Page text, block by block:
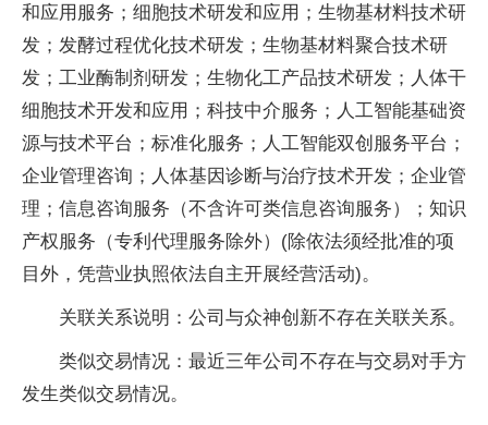
和应用服务；细胞技术研发和应用；生物基材料技术研
发；发酵过程优化技术研发；生物基材料聚合技术研
发；工业酶制剂研发；生物化工产品技术研发；人体干
细胞技术开发和应用；科技中介服务；人工智能基础资
源与技术平台；标准化服务；人工智能双创服务平台；
企业管理咨询；人体基因诊断与治疗技术开发；企业管
理；信息咨询服务（不含许可类信息咨询服务）；知识
产权服务（专利代理服务除外）(除依法须经批准的项
目外，凭营业执照依法自主开展经营活动)。
关联关系说明：公司与众神创新不存在关联关系。
类似交易情况：最近三年公司不存在与交易对手方
发生类似交易情况。